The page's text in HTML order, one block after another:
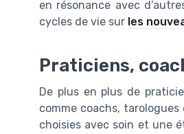
en résonance avec
cycles de vie sur les
Praticiens,
De plus en plus de
comme coachs,
choisies avec soin et une